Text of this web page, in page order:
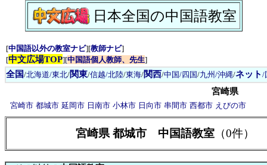
日本全国の中国語教室
[中国語以外の教室ナビ][教師ナビ]
[中文広場TOP][中国語個人教師、先生]
全国/北海道/東北/関東/信越/北陸/東海/関西/中国/四国/九州/沖縄/ネット /
宮崎県
宮崎市 都城市 延岡市 日南市 小林市 日向市 串間市 西都市 えびの市
宮崎県 都城市 中国語教室（0件）